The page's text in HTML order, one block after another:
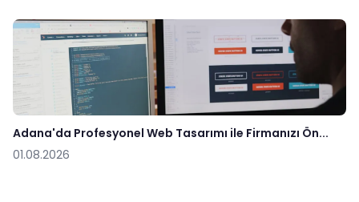
Adana'da Profesyonel Web Tasarımı ile Firmanızı Ön...
01.08.2026